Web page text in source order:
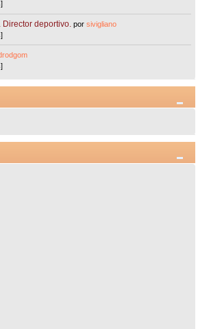
Director deportivo. porsivigliano